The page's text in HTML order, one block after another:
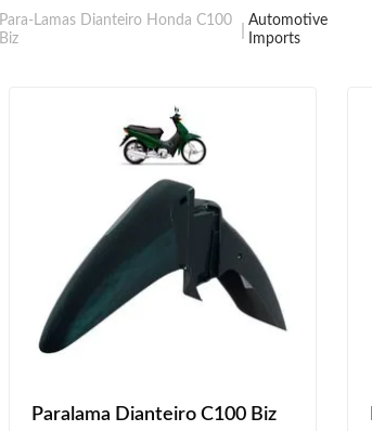
Para-Lamas Dianteiro Honda C100
Biz
Automotive
Imports
Paralama Dianteiro C100 Biz